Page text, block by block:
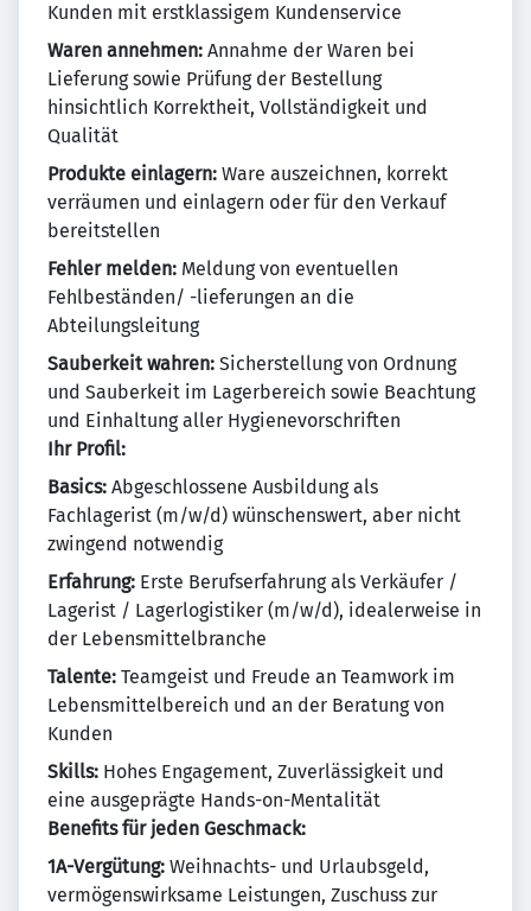
Kunden mit erstklassigem Kundenservice
Waren annehmen: Annahme der Waren bei
Lieferung sowie Prüfung der Bestellung
hinsichtlich Korrektheit, Vollständigkeit und
Qualität
Produkte einlagern: Ware auszeichnen, korrekt
verräumen und einlagern oder für den Verkauf
bereitstellen
Fehler melden: Meldung von eventuellen
Fehlbeständen/ -lieferungen an die
Abteilungsleitung
Sauberkeit wahren: Sicherstellung von Ordnung
und Sauberkeit im Lagerbereich sowie Beachtung
und Einhaltung aller Hygienevorschriften
Ihr Profil:
Basics: Abgeschlossene Ausbildung als
Fachlagerist (m/w/d) wünschenswert, aber nicht
zwingend notwendig
Erfahrung: Erste Berufserfahrung als Verkäufer /
Lagerist / Lagerlogistiker (m/w/d), idealerweise in
der Lebensmittelbranche
Talente: Teamgeist und Freude an Teamwork im
Lebensmittelbereich und an der Beratung von
Kunden
Skills: Hohes Engagement, Zuverlässigkeit und
eine ausgeprägte Hands-on-Mentalität
Benefits für jeden Geschmack:
1A-Vergütung: Weihnachts- und Urlaubsgeld,
vermögenswirksame Leistungen, Zuschuss zur